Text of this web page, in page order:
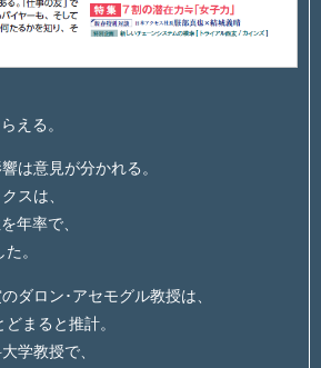
える。
は意見が分かれる。
スは、
年率で、
。
ダロン･アセモグル教授は、
まると推計。
学教授で、